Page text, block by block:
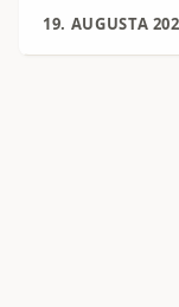
značky mimo
19. AUGUSTA